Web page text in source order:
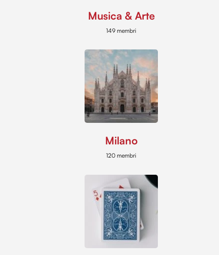
Musica & Arte
149 membri
Milano
120 membri